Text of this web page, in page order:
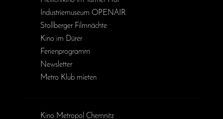
Industriemuseum OPENAIR
Stollberger Filmnächte
Kino im Dürer
Ferienprogramm
Newsletter
Metro Klub mieten
Kino Metropol Chemnitz